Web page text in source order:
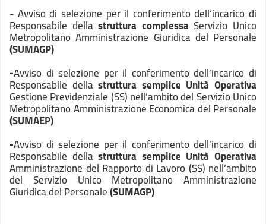
- Avviso di selezione per il conferimento dell’incarico di
Responsabile dellastruttura complessa Servizio Unico
Metropolitano Amministrazione Giuridica del Personale
(SUMAGP)
-Avviso di selezione per il conferimento dell’incarico di
Responsabile dellastruttura semplice Unità Operativa
Gestione Previdenziale (SS) nell’ambito del Servizio Unico
Metropolitano Amministrazione Economica del Personale
(SUMAEP)
-Avviso di selezione per il conferimento dell’incarico di
Responsabile dellastruttura semplice Unità Operativa
Amministrazione del Rapporto di Lavoro (SS) nell’ambito
del Servizio Unico Metropolitano Amministrazione
Giuridica del Personale(SUMAGP)